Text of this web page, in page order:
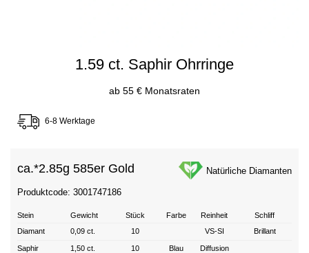
1.59 ct. Saphir Ohrringe
ab 55 € Monatsraten
6-8 Werktage
ca.*2.85g 585er Gold Natürliche Diamanten
Produktcode: 3001747186
Stein Gewicht Stück Farbe Reinheit
Schliff
Diamant
0,09 ct. 10 VS-SI Brillant
Saphir 1,50 ct. 10 Blau Diffusion